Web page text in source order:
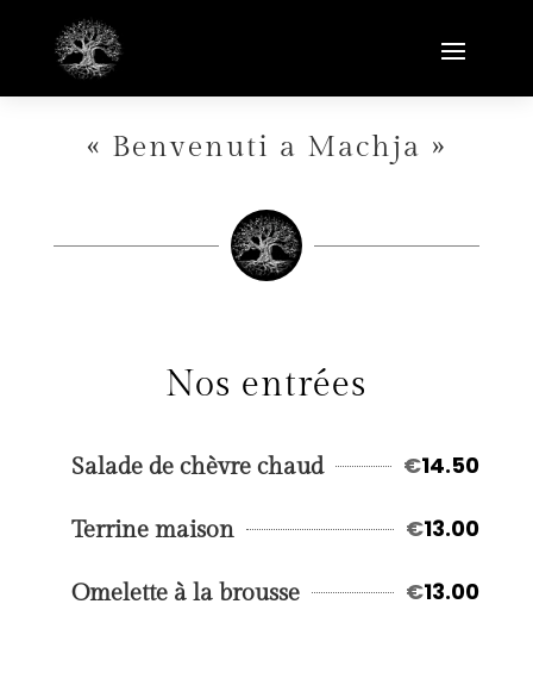
« Benvenuti a Machja »
Nos entrées
Salade de chèvre chaud €14.50
Terrine maison €13.00
Omelette à la brousse €13.00